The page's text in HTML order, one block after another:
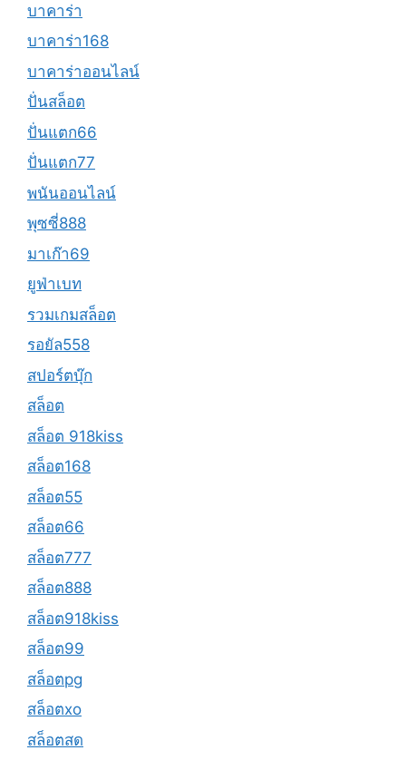
บาคาร่า
บาคาร่า168
บาคาร่าออนไลน์
ปั่นสล็อต
ปั่นแตก66
ปั่นแตก77
พนันออนไลน์
พุซซี่888
มาเก๊า69
ยูฟ่าเบท
รวมเกมสล็อต
รอยัล558
สปอร์ตบุ๊ก
สล็อต
สล็อต 918kiss
สล็อต168
สล็อต55
สล็อต66
สล็อต777
สล็อต888
สล็อต918kiss
สล็อต99
สล็อตpg
สล็อตxo
สล็อตสด